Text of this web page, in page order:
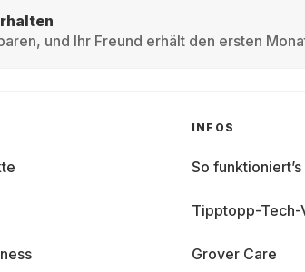
und Ihr Freund erhält den ersten
INFOS
So funktioniert’s
Tipptopp-Tech-
Grover Care